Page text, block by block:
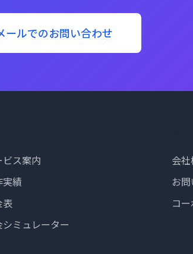
ールでのお問い合わせ
ビス案内
実績
表
ミュレーター
会
お
コ